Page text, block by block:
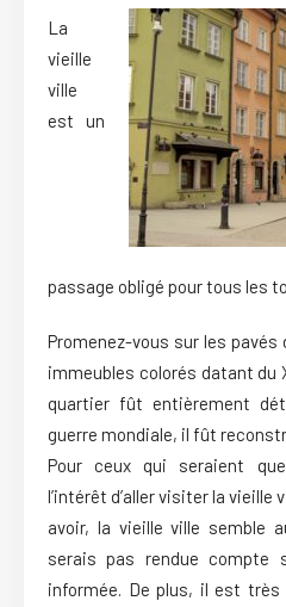
La
vieille
ville
est un
passage obligé pour tous les
Promenez-vous sur les
immeubles colorés datant du
quartier fût entièrement
guerre mondiale, il fût
Pour ceux qui seraient
l’intérêt d’aller visiter la vieille
avoir, la vieille ville semble
serais pas rendue compte
informée. De plus, il est très